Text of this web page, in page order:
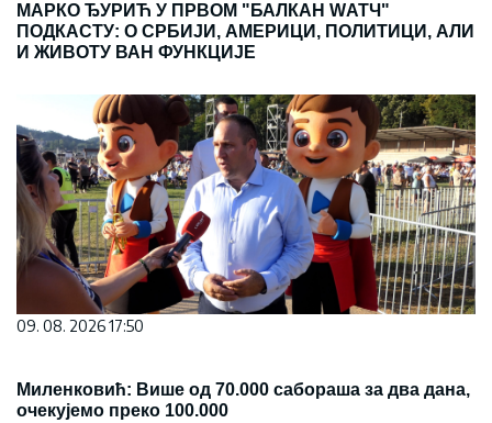
МАРКО ЂУРИЋ У ПРВОМ "БАЛКАН WАТЧ"
ПОДКАСТУ: О СРБИЈИ, АМЕРИЦИ, ПОЛИТИЦИ, АЛИ
И ЖИВОТУ ВАН ФУНКЦИЈЕ
09. 08. 2026 17:50
Миленковић: Више од 70.000 сабораша за два дана,
очекујемо преко 100.000